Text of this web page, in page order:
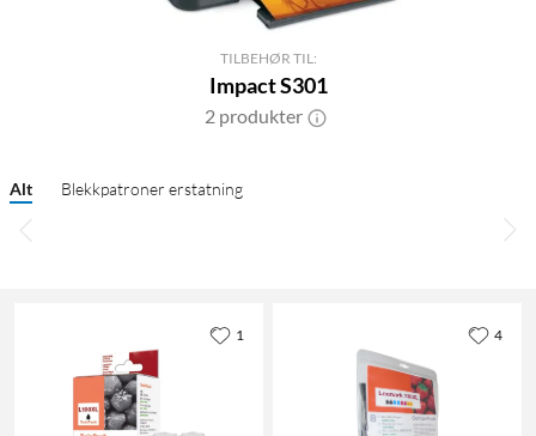
TILBEHØR TIL:
Impact S301
2 produkter
Alt Blekkpatroner erstatning
1 4